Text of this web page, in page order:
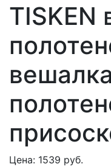
TISKEN
Цена: 1539 руб.